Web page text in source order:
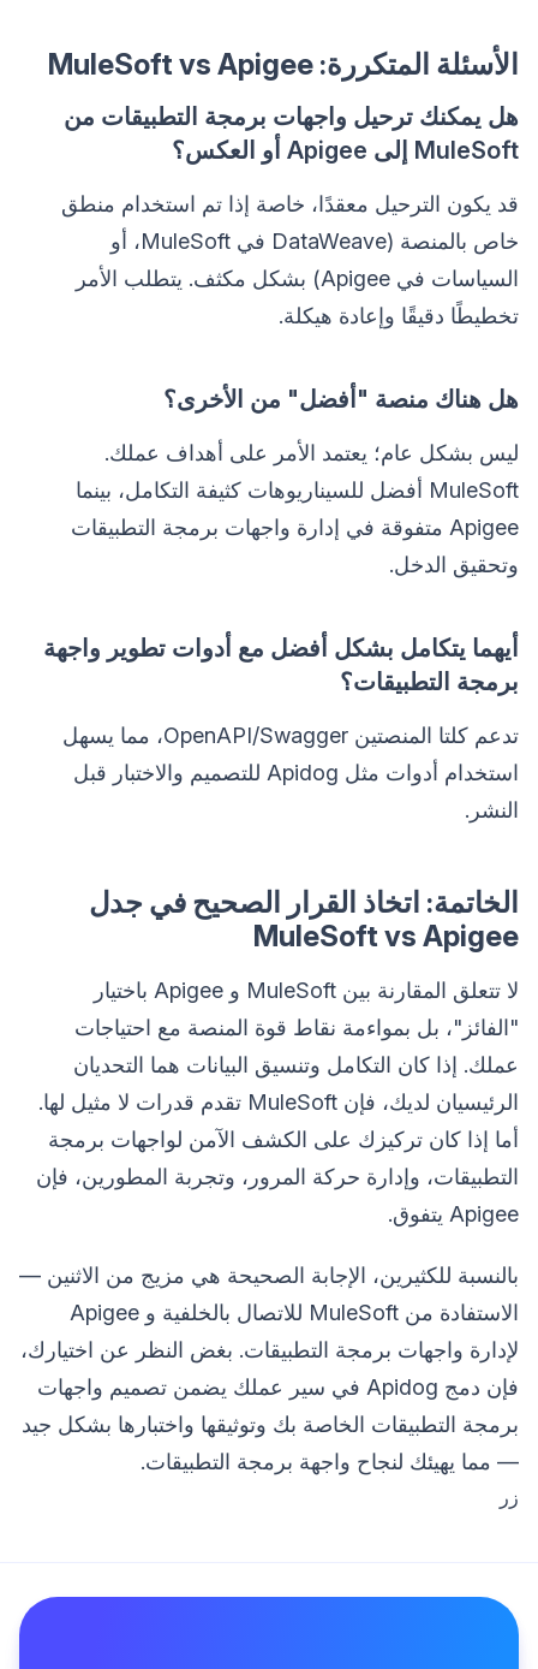
الأسئلة المتكررة: MuleSoft vs Apigee
هل يمكنك ترحيل واجهات برمجة التطبيقات من
MuleSoft إلى Apigee أو العكس؟
قد يكون الترحيل معقدًا، خاصة إذا تم استخدام منطق
خاص بالمنصة (DataWeave في MuleSoft، أو
السياسات في Apigee) بشكل مكثف. يتطلب الأمر
تخطيطًا دقيقًا وإعادة هيكلة.
هل هناك منصة "أفضل" من الأخرى؟
ليس بشكل عام؛ يعتمد الأمر على أهداف عملك.
MuleSoft أفضل للسيناريوهات كثيفة التكامل، بينما
Apigee متفوقة في إدارة واجهات برمجة التطبيقات
وتحقيق الدخل.
أيهما يتكامل بشكل أفضل مع أدوات تطوير واجهة
برمجة التطبيقات؟
تدعم كلتا المنصتين OpenAPI/Swagger، مما يسهل
استخدام أدوات مثل Apidog للتصميم والاختبار قبل
النشر.
الخاتمة: اتخاذ القرار الصحيح في جدل
MuleSoft vs Apigee
لا تتعلق المقارنة بين MuleSoft و Apigee باختيار
"الفائز"، بل بمواءمة نقاط قوة المنصة مع احتياجات
عملك. إذا كان التكامل وتنسيق البيانات هما التحديان
الرئيسيان لديك، فإن MuleSoft تقدم قدرات لا مثيل لها.
أما إذا كان تركيزك على الكشف الآمن لواجهات برمجة
التطبيقات، وإدارة حركة المرور، وتجربة المطورين، فإن
Apigee يتفوق.
بالنسبة للكثيرين، الإجابة الصحيحة هي مزيج من الاثنين —
الاستفادة من MuleSoft للاتصال بالخلفية و Apigee
لإدارة واجهات برمجة التطبيقات. بغض النظر عن اختيارك،
فإن دمج Apidog في سير عملك يضمن تصميم واجهات
برمجة التطبيقات الخاصة بك وتوثيقها واختبارها بشكل جيد
— مما يهيئك لنجاح واجهة برمجة التطبيقات.
زر